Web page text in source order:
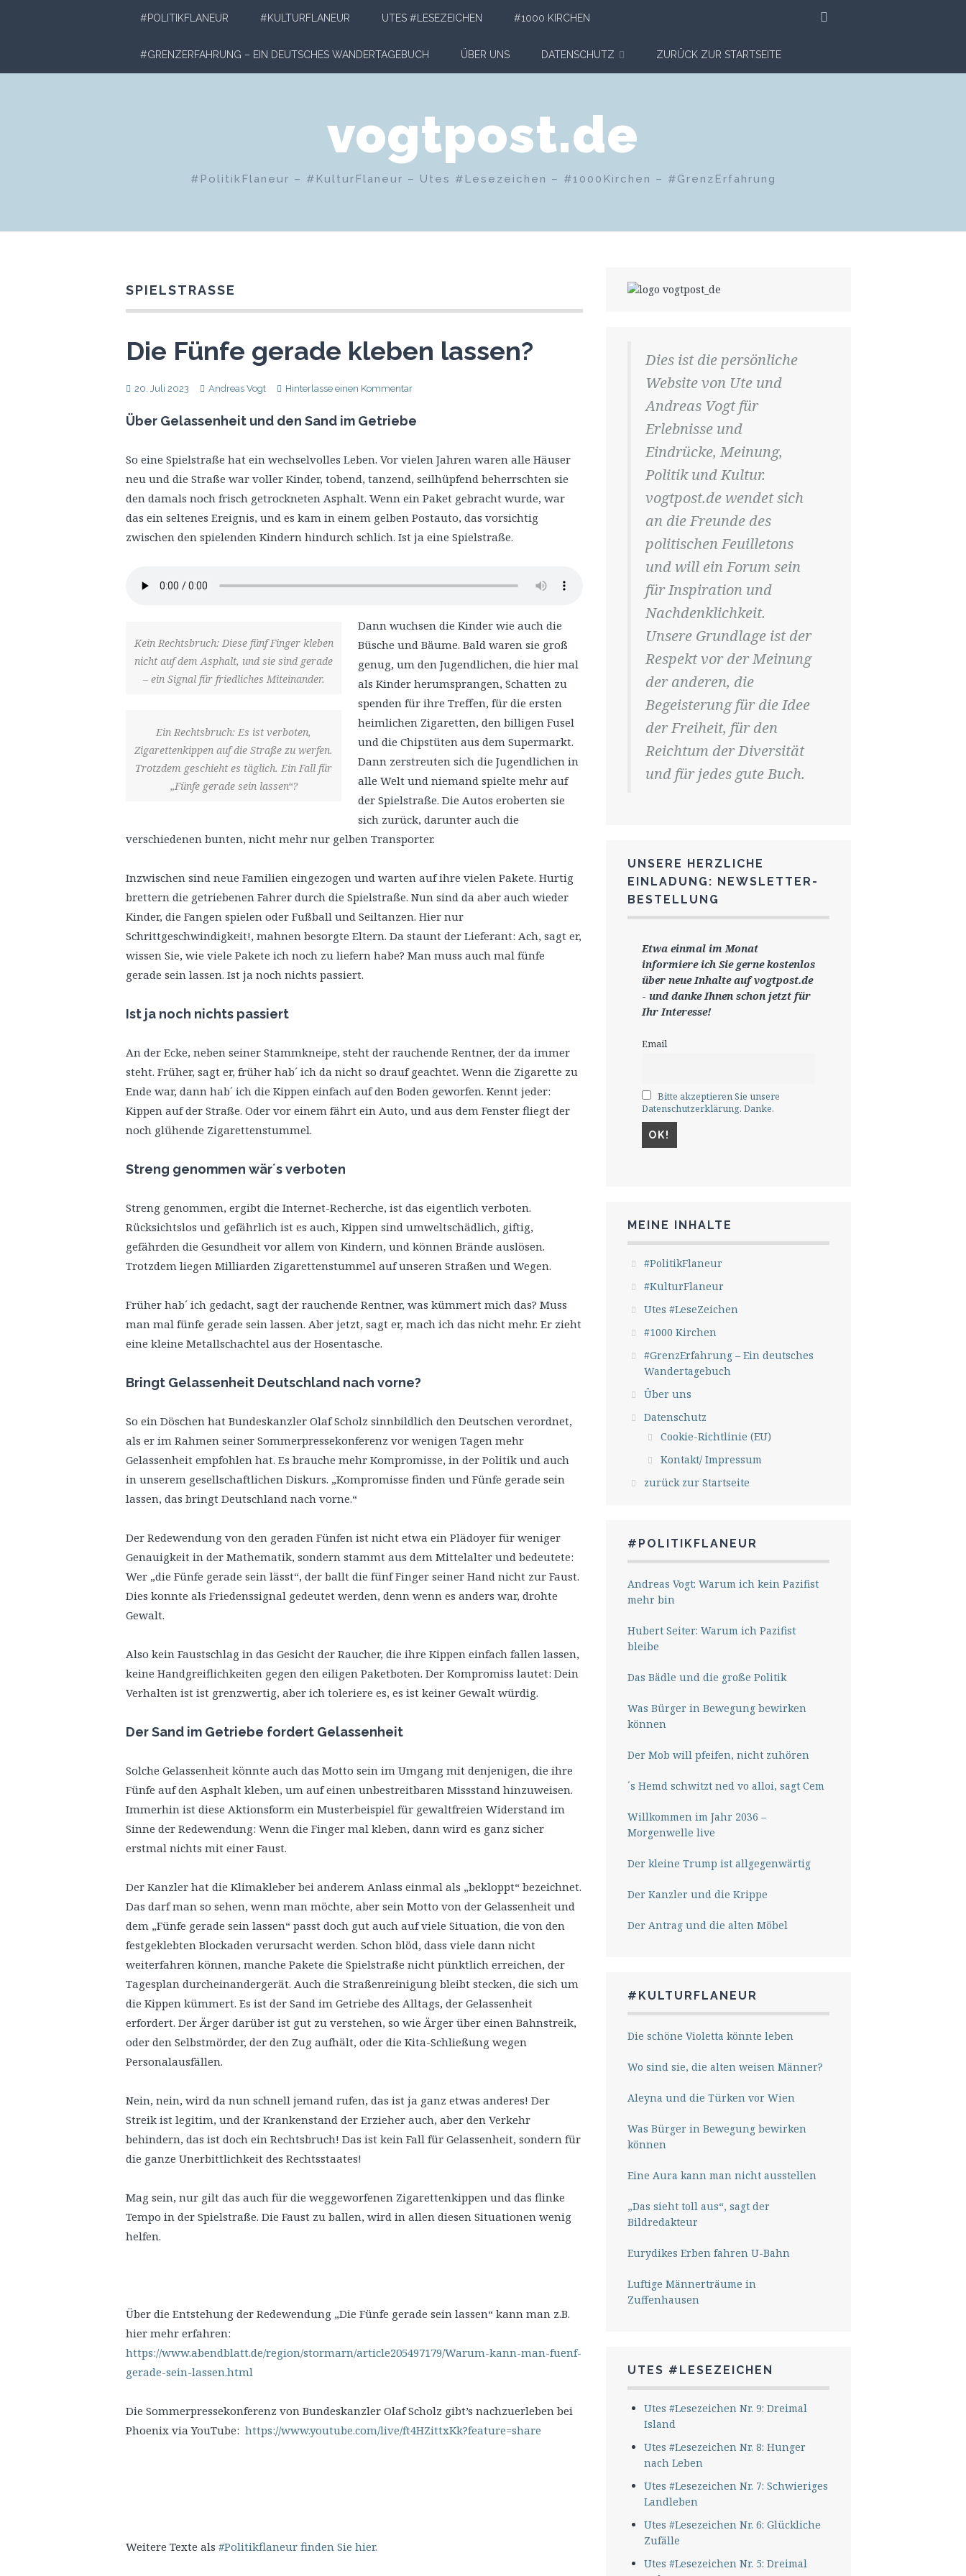
#POLITIKFLANEUR #KULTURFLANEUR UTES #LESEZEICHEN #1000 KIRCHEN
#GRENZERFAHRUNG – EIN DEUTSCHES WANDERTAGEBUCH ÜBER UNS DATENSCHUTZ ZURÜCK ZUR STARTSEITE
vogtpost.de
#PolitikFlaneur – #KulturFlaneur – Utes #Lesezeichen – #1000Kirchen – #GrenzErfahrung
SPIELSTRASSE
Die Fünfe gerade kleben lassen?
20. Juli 2023 Andreas Vogt Hinterlasse einen Kommentar
Über Gelassenheit und den Sand im Getriebe
So eine Spielstraße hat ein wechselvolles Leben. Vor vielen Jahren waren alle Häuser
neu und die Straße war voller Kinder, tobend, tanzend, seilhüpfend beherrschten sie
den damals noch frisch getrockneten Asphalt. Wenn ein Paket gebracht wurde, war
das ein seltenes Ereignis, und es kam in einem gelben Postauto, das vorsichtig
zwischen den spielenden Kindern hindurch schlich. Ist ja eine Spielstraße.
Kein Rechtsbruch: Diese fünf Finger kleben
nicht auf dem Asphalt, und sie sind gerade
– ein Signal für friedliches Miteinander.
Ein Rechtsbruch: Es ist verboten,
Zigarettenkippen auf die Straße zu werfen.
Trotzdem geschieht es täglich. Ein Fall für
„Fünfe gerade sein lassen“?
Dann wuchsen die Kinder wie auch die
Büsche und Bäume. Bald waren sie groß
genug, um den Jugendlichen, die hier mal
als Kinder herumsprangen, Schatten zu
spenden für ihre Treffen, für die ersten
heimlichen Zigaretten, den billigen Fusel
und die Chipstüten aus dem Supermarkt.
Dann zerstreuten sich die Jugendlichen in
alle Welt und niemand spielte mehr auf
der Spielstraße. Die Autos eroberten sie
sich zurück, darunter auch die
verschiedenen bunten, nicht mehr nur gelben Transporter.
Inzwischen sind neue Familien eingezogen und warten auf ihre vielen Pakete. Hurtig
brettern die getriebenen Fahrer durch die Spielstraße. Nun sind da aber auch wieder
Kinder, die Fangen spielen oder Fußball und Seiltanzen. Hier nur
Schrittgeschwindigkeit!, mahnen besorgte Eltern. Da staunt der Lieferant: Ach, sagt er,
wissen Sie, wie viele Pakete ich noch zu liefern habe? Man muss auch mal fünfe
gerade sein lassen. Ist ja noch nichts passiert.
Ist ja noch nichts passiert
An der Ecke, neben seiner Stammkneipe, steht der rauchende Rentner, der da immer
steht. Früher, sagt er, früher hab´ ich da nicht so drauf geachtet. Wenn die Zigarette zu
Ende war, dann hab´ ich die Kippen einfach auf den Boden geworfen. Kennt jeder:
Kippen auf der Straße. Oder vor einem fährt ein Auto, und aus dem Fenster fliegt der
noch glühende Zigarettenstummel.
Streng genommen wär´s verboten
Streng genommen, ergibt die Internet-Recherche, ist das eigentlich verboten.
Rücksichtslos und gefährlich ist es auch, Kippen sind umweltschädlich, giftig,
gefährden die Gesundheit vor allem von Kindern, und können Brände auslösen.
Trotzdem liegen Milliarden Zigarettenstummel auf unseren Straßen und Wegen.
Früher hab´ ich gedacht, sagt der rauchende Rentner, was kümmert mich das? Muss
man mal fünfe gerade sein lassen. Aber jetzt, sagt er, mach ich das nicht mehr. Er zieht
eine kleine Metallschachtel aus der Hosentasche.
Bringt Gelassenheit Deutschland nach vorne?
So ein Döschen hat Bundeskanzler Olaf Scholz sinnbildlich den Deutschen verordnet,
als er im Rahmen seiner Sommerpressekonferenz vor wenigen Tagen mehr
Gelassenheit empfohlen hat. Es brauche mehr Kompromisse, in der Politik und auch
in unserem gesellschaftlichen Diskurs. „Kompromisse finden und Fünfe gerade sein
lassen, das bringt Deutschland nach vorne.“
Der Redewendung von den geraden Fünfen ist nicht etwa ein Plädoyer für weniger
Genauigkeit in der Mathematik, sondern stammt aus dem Mittelalter und bedeutete:
Wer „die Fünfe gerade sein lässt“, der ballt die fünf Finger seiner Hand nicht zur Faust.
Dies konnte als Friedenssignal gedeutet werden, denn wenn es anders war, drohte
Gewalt.
Also kein Faustschlag in das Gesicht der Raucher, die ihre Kippen einfach fallen lassen,
keine Handgreiflichkeiten gegen den eiligen Paketboten. Der Kompromiss lautet: Dein
Verhalten ist ist grenzwertig, aber ich toleriere es, es ist keiner Gewalt würdig.
Der Sand im Getriebe fordert Gelassenheit
Solche Gelassenheit könnte auch das Motto sein im Umgang mit denjenigen, die ihre
Fünfe auf den Asphalt kleben, um auf einen unbestreitbaren Missstand hinzuweisen.
Immerhin ist diese Aktionsform ein Musterbeispiel für gewaltfreien Widerstand im
Sinne der Redewendung: Wenn die Finger mal kleben, dann wird es ganz sicher
erstmal nichts mit einer Faust.
Der Kanzler hat die Klimakleber bei anderem Anlass einmal als „bekloppt“ bezeichnet.
Das darf man so sehen, wenn man möchte, aber sein Motto von der Gelassenheit und
dem „Fünfe gerade sein lassen“ passt doch gut auch auf viele Situation, die von den
festgeklebten Blockaden verursacht werden. Schon blöd, dass viele dann nicht
weiterfahren können, manche Pakete die Spielstraße nicht pünktlich erreichen, der
Tagesplan durcheinandergerät. Auch die Straßenreinigung bleibt stecken, die sich um
die Kippen kümmert. Es ist der Sand im Getriebe des Alltags, der Gelassenheit
erfordert. Der Ärger darüber ist gut zu verstehen, so wie Ärger über einen Bahnstreik,
oder den Selbstmörder, der den Zug aufhält, oder die Kita-Schließung wegen
Personalausfällen.
Nein, nein, wird da nun schnell jemand rufen, das ist ja ganz etwas anderes! Der
Streik ist legitim, und der Krankenstand der Erzieher auch, aber den Verkehr
behindern, das ist doch ein Rechtsbruch! Das ist kein Fall für Gelassenheit, sondern für
die ganze Unerbittlichkeit des Rechtsstaates!
Mag sein, nur gilt das auch für die weggeworfenen Zigarettenkippen und das flinke
Tempo in der Spielstraße. Die Faust zu ballen, wird in allen diesen Situationen wenig
helfen.
Über die Entstehung der Redewendung „Die Fünfe gerade sein lassen“ kann man z.B.
hier mehr erfahren:
https://www.abendblatt.de/region/stormarn/article205497179/Warum-kann-man-fuenf-
gerade-sein-lassen.html
Die Sommerpressekonferenz von Bundeskanzler Olaf Scholz gibt’s nachzuerleben bei
Phoenix via YouTube: https://www.youtube.com/live/ft4HZittxKk?feature=share
Weitere Texte als #Politikflaneur finden Sie hier.
Dies ist die persönliche
Website von Ute und
Andreas Vogt für
Erlebnisse und
Eindrücke, Meinung,
Politik und Kultur.
vogtpost.de wendet sich
an die Freunde des
politischen Feuilletons
und will ein Forum sein
für Inspiration und
Nachdenklichkeit.
Unsere Grundlage ist der
Respekt vor der Meinung
der anderen, die
Begeisterung für die Idee
der Freiheit, für den
Reichtum der Diversität
und für jedes gute Buch.
UNSERE HERZLICHE
EINLADUNG: NEWSLETTER-
BESTELLUNG
Etwa einmal im Monat
informiere ich Sie gernekostenlos
über neue Inhalte auf vogtpost.de
- und danke Ihnen schon jetzt für
Ihr Interesse!
Email
Bitte akzeptieren Sie unsere
Datenschutzerklärung. Danke.
MEINE INHALTE
#PolitikFlaneur
#KulturFlaneur
Utes #LeseZeichen
#1000 Kirchen
#GrenzErfahrung – Ein deutsches
Wandertagebuch
Über uns
Datenschutz
Cookie-Richtlinie (EU)
Kontakt/ Impressum
zurück zur Startseite
#POLITIKFLANEUR
Andreas Vogt: Warum ich kein Pazifist
mehr bin
Hubert Seiter: Warum ich Pazifist
bleibe
Das Bädle und die große Politik
Was Bürger in Bewegung bewirken
können
Der Mob will pfeifen, nicht zuhören
´s Hemd schwitzt ned vo alloi, sagt Cem
Willkommen im Jahr 2036 –
Morgenwelle live
Der kleine Trump ist allgegenwärtig
Der Kanzler und die Krippe
Der Antrag und die alten Möbel
#KULTURFLANEUR
Die schöne Violetta könnte leben
Wo sind sie, die alten weisen Männer?
Aleyna und die Türken vor Wien
Was Bürger in Bewegung bewirken
können
Eine Aura kann man nicht ausstellen
„Das sieht toll aus“, sagt der
Bildredakteur
Eurydikes Erben fahren U-Bahn
Luftige Männerträume in
Zuffenhausen
UTES #LESEZEICHEN
Utes #Lesezeichen Nr. 9: Dreimal
Island
Utes #Lesezeichen Nr. 8: Hunger
nach Leben
Utes #Lesezeichen Nr. 7: Schwieriges
Landleben
Utes #Lesezeichen Nr. 6: Glückliche
Zufälle
Utes #Lesezeichen Nr. 5: Dreimal